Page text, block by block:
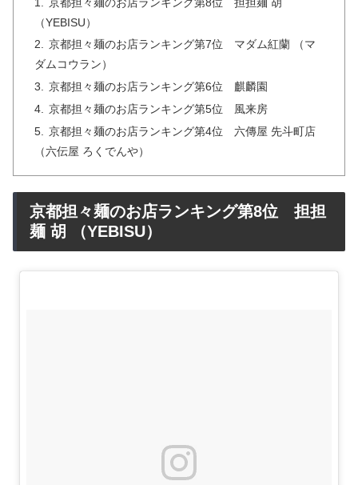
（YEBISU）
京都担々麺のお店ランキング第7位 マダム紅蘭 （マ
ダムコウラン）
京都担々麺のお店ランキング第6位 麒麟園
京都担々麺のお店ランキング第5位 風来房
京都担々麺のお店ランキング第4位 六傳屋 先斗町店
（六伝屋 ろくでんや）
京都担々麺のお店ランキング第8位 担担
麺 胡 （YEBISU）